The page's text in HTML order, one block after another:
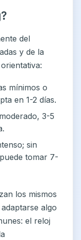
del
y de la
mínimos o
en 1-2 días.
3-5
sin
tomar 7-
los mismos
algo
el reloj